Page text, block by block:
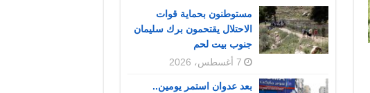
مستوطنون بحماية قوات
الاحتلال يقتحمون برك سليمان
جنوب بيت لحم
7 أغسطس، 2026
بعد عدوان استمر يومين..